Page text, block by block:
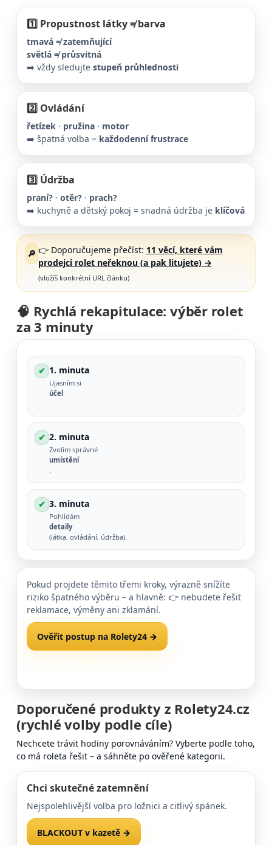
1️⃣ Propustnost látky ≠ barva
tmavá ≠ zatemňující
světlá ≠ průsvitná
➡️ vždy sledujte stupeň průhlednosti
2️⃣ Ovládání
řetízek · pružina · motor
➡️ špatná volba = každodenní frustrace
3️⃣ Údržba
praní? · otěr? · prach?
➡️ kuchyně a dětský pokoj = snadná údržba je klíčová
🔎 👉 Doporučujeme přečíst: 11 věcí, které vám
prodejci rolet neřeknou (a pak litujete)→
(vložíš konkrétní URL článku)
🧠 Rychlá rekapitulace: výběr rolet
za 3 minuty
✔ 1. minuta
Ujasním si
účel
✔ 2. minuta
Zvolím správné
umístění
✔ 3. minuta
Pohlídám
detaily
(látka, ovládání, údržba).
Pokud projdete těmito třemi kroky, výrazně snížíte
riziko špatného výběru – a hlavně: 👉 nebudete řešit
reklamace, výměny ani zklamání.
Ověřit postup na Rolety24 →
Doporučené produkty z Rolety24.cz
(rychlé volby podle cíle)
Nechcete trávit hodiny porovnáváním? Vyberte podle toho,
co má roleta řešit – a sáhněte po ověřené kategorii.
Chci skutečné zatemnění
Nejspolehlivější volba pro ložnici a citlivý spánek.
BLACKOUT v kazetě →